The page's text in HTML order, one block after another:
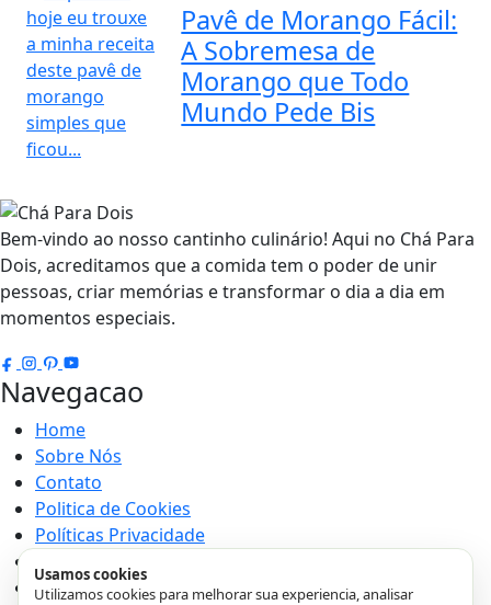
Pavê de Morango Fácil:
A Sobremesa de
Morango que Todo
Mundo Pede Bis
Bem-vindo ao nosso cantinho culinário! Aqui no Chá Para
Dois, acreditamos que a comida tem o poder de unir
pessoas, criar memórias e transformar o dia a dia em
momentos especiais.
Navegacao
Home
Sobre Nós
Contato
Politica de Cookies
Políticas Privacidade
Transparência
Usamos cookies
Utilizamos cookies para melhorar sua experiencia, analisar